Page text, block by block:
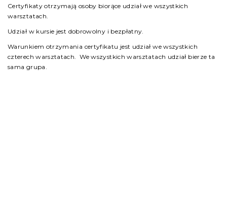
Certyfikaty otrzymają osoby biorące udział we wszystkich
warsztatach.
Udział w kursie jest dobrowolny i bezpłatny.
Warunkiem otrzymania certyfikatu jest udział we wszystkich
czterech warsztatach. We wszystkich warsztatach udział bierze ta
sama grupa.